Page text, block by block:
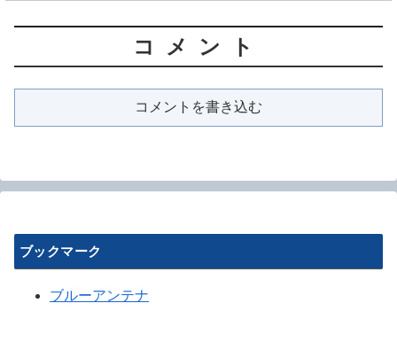
コメント
コメントを書き込む
ブックマーク
ブルーアンテナ